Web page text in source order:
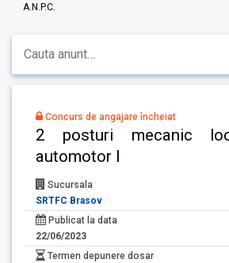
A.N.P.C.
Concurs de angajare încheiat
2 posturi mecanic
automotor I
Sucursala
SRTFC Brasov
Publicat la data
22/06/2023
Termen depunere dosar